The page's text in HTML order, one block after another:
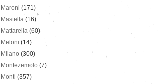
Maroni (171)
Mastella (16)
Mattarella (60)
Meloni (14)
Milano (300)
Montezemolo (7)
Monti (357)